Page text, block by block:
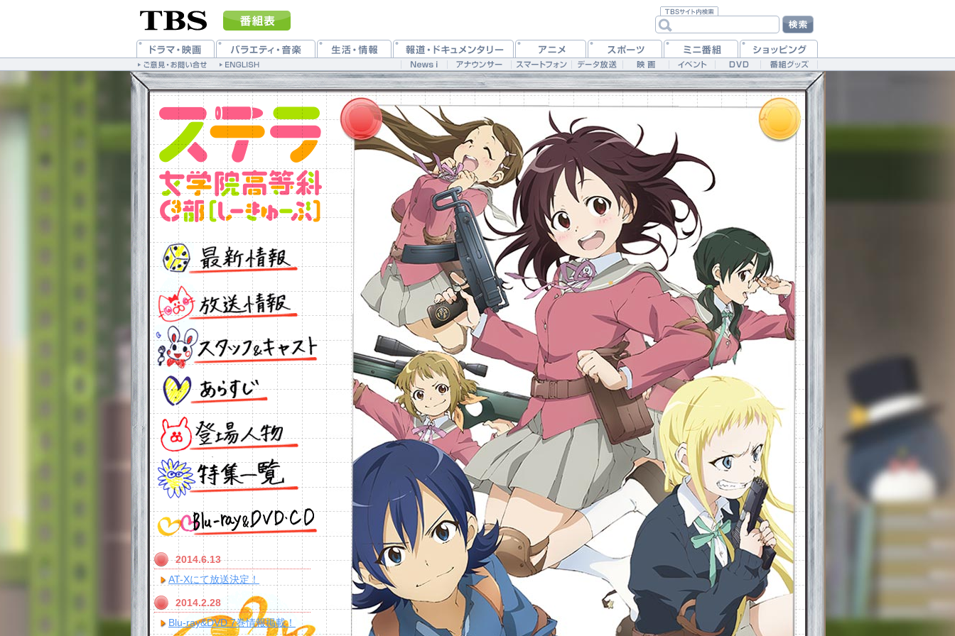
2014.6.13
AT-Xにて放送決定！
2014.2.28
Blu-ray&DVD 7巻情報掲載！